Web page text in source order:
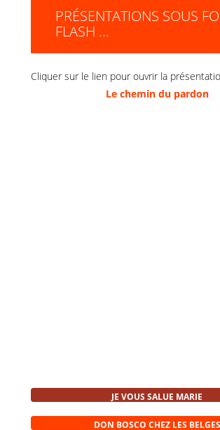
PRÉSENTATIONS SOUS
FLASH ...
Cliquer sur le lien pour ouvrir la
Le chemin du pardon
JE VOUS SALUE MARIE
DON BOSCO CHEZ LES BELGES